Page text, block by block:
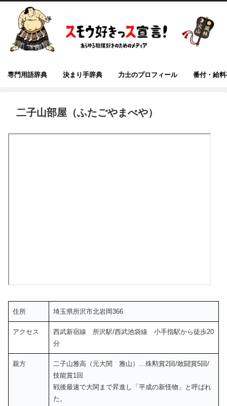
専門用語辞典 決まり手辞典 力士のプロフィール 番付・給
二子山部屋（ふたごやまべや）
住所 埼玉県所沢市北岩岡366
アクセス
西武新宿線 所沢駅/西武池袋線 小手指駅から徒歩20
分
親方
二子山雅高（元大関 雅山）…殊勲賞2回/敢闘賞5回/
技能賞1回
戦後最速で大関まで昇進し「平成の新怪物」と呼ばれ
た。